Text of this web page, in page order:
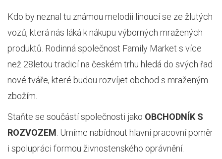
Kdo by neznal tu známou melodii linoucí se ze žlutých
vozů, která nás láká k nákupu výborných mražených
produktů. Rodinná společnost Family Market s více
než 28letou tradicí na českém trhu hledá do svých řad
nové tváře, které budou rozvíjet obchod s mraženým
zbožím.
Staňte se součástí společnosti jako OBCHODNÍK S
ROZVOZEM . Umíme nabídnout hlavní pracovní poměr
i spolupráci formou živnostenského oprávnění.